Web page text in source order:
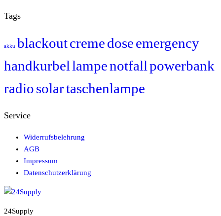
Tags
akku blackoutcremedoseemergency
handkurbellampenotfallpowerbank
radiosolartaschenlampe
Service
Widerrufsbelehrung
AGB
Impressum
Datenschutzerklärung
24Supply